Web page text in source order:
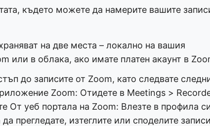
където можете да намерите вашите
на две места – локално на вашия
или в облака, ако имате платен акаунт в
до записите от Zoom, като следвате
Zoom: Отидете в Meetings >
От уеб портала на Zoom: Влезте в профила
прегледате, изтеглите или споделите